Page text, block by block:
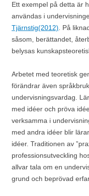
Ett exempel på detta är
användas i
Tjärnstig(2012) . På
såsom, berättandet,
belysas
Arbetet med teoretisk
förändrar även
undervisningsvardag.
med idéer och pröva
verksamma i
med andra idéer blir
idéer. Traditionen av
professionsutveckling
allvar tala om en
grund och beprövad